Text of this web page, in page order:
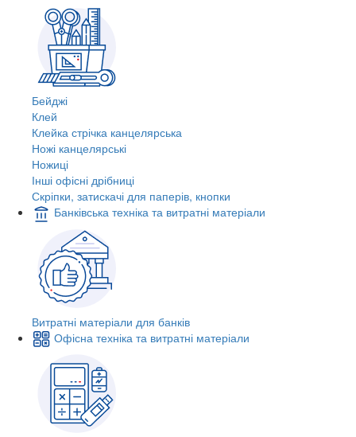
Бейджі
Клей
Клейка стрічка канцелярська
Ножі канцелярські
Ножиці
Інші офісні дрібниці
Скріпки, затискачі для паперів, кнопки
Банківська техніка та витратні матеріали
Витратні матеріали для банків
Офісна техніка та витратні матеріали